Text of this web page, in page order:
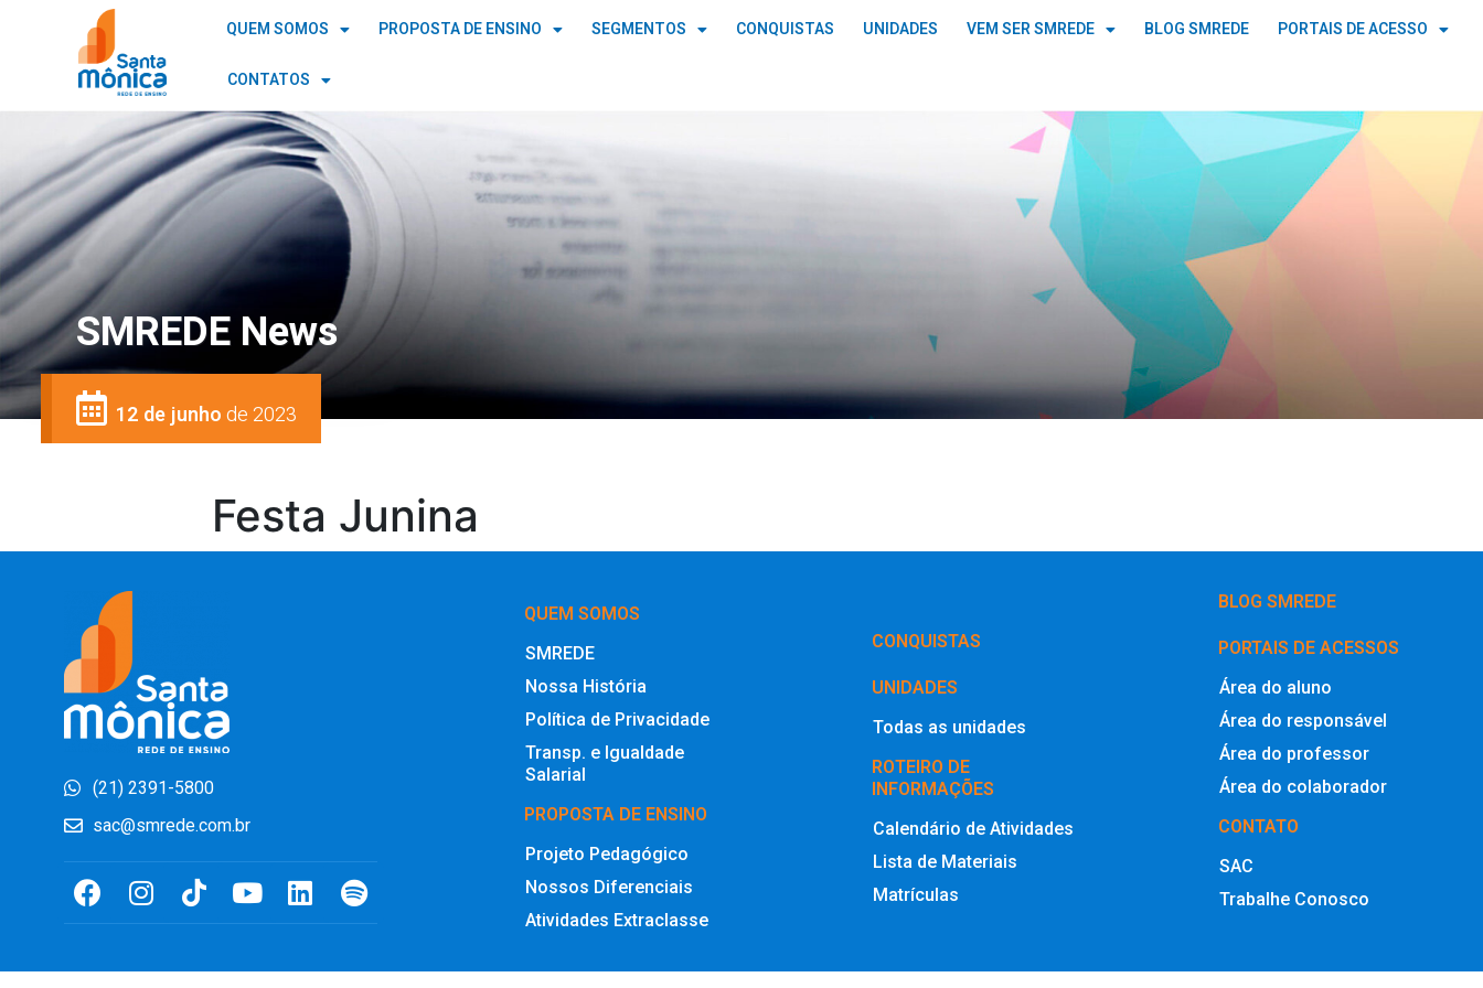
QUEM SOMOS PROPOSTA DE ENSINO SEGMENTOS CONQUISTAS UNIDADES VEM SER SMREDE BLOG SMREDE PORTAIS DE ACESSO
CONTATOS
SMREDE News
12 de junhode 2023
Festa Junina
(21) 2391-5800
sac@smrede.com.br
QUEM SOMOS
SMREDE
Nossa História
Política de Privacidade
Transp. e Igualdade
Salarial
PROPOSTA DE ENSINO
Projeto Pedagógico
Nossos Diferenciais
Atividades Extraclasse
‎CONQUISTAS
UNIDADES
Todas as unidades
ROTEIRO DE
INFORMAÇÕES
Calendário de Atividades
Lista de Materiais
Matrículas
BLOG SMREDE
PORTAIS DE ACESSOS
Área do aluno
Área do responsável
Área do professor
Área do colaborador
CONTATO
SAC
Trabalhe Conosco